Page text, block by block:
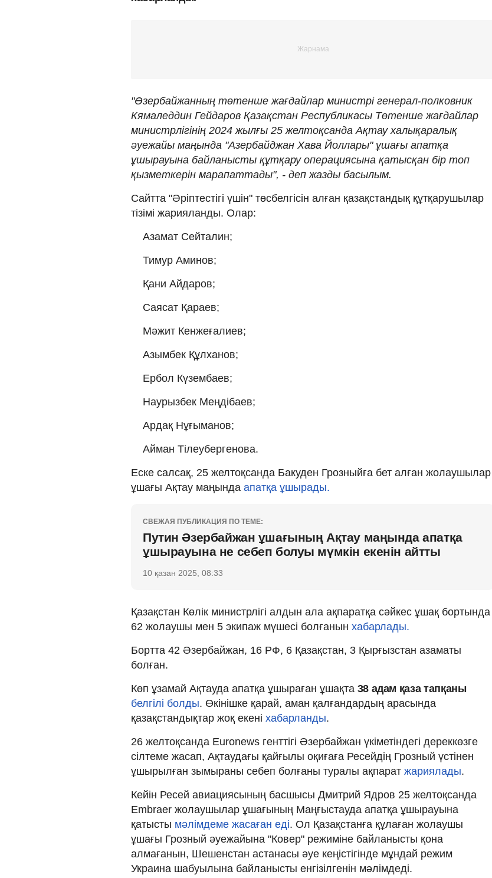
"Әзербайжанның төтенше жағдайлар министрі генерал-полковник
Кямаледдин Гейдаров Қазақстан Республикасы Төтенше жағдайлар
министрлігінің 2024 жылғы 25 желтоқсанда Ақтау халықаралық
әуежайы маңында "Азербайджан Хава Йоллары" ұшағы апатқа
ұшырауына байланысты құтқару операциясына қатысқан бір топ
қызметкерін марапаттады", - деп жазды басылым.
Сайтта "Әріптестігі үшін" төсбелгісін алған қазақстандық құтқарушылар
тізімі жарияланды. Олар:
Азамат Сейталин;
Тимур Аминов;
Қани Айдаров;
Саясат Қараев;
Мәжит Кенжеғалиев;
Азымбек Құлханов;
Ербол Күзембаев;
Наурызбек Меңдібаев;
Ардақ Нұғыманов;
Айман Тілеубергенова.
Еске салсақ, 25 желтоқсанда Бакуден Грозныйға бет алған жолаушылар
ұшағы Ақтау маңында апатқа ұшырады.
СВЕЖАЯ ПУБЛИКАЦИЯ ПО ТЕМЕ:
Путин Әзербайжан ұшағының Ақтау маңында апатқа
ұшырауына не себеп болуы мүмкін екенін айтты
10 қазан 2025, 08:33
Қазақстан Көлік министрлігі алдын ала ақпаратқа сәйкес ұшақ бортында
62 жолаушы мен 5 экипаж мүшесі болғанын хабарлады.
Бортта 42 Әзербайжан, 16 РФ, 6 Қазақстан, 3 Қырғызстан азаматы
болған.
Көп ұзамай Ақтауда апатқа ұшыраған ұшақта 38 адам қаза тапқаны
белгілі болды. Өкінішке қарай, аман қалғандардың арасында
қазақстандықтар жоқ екені хабарланды.
26 желтоқсанда Euronews генттігі Әзербайжан үкіметіндегі дереккөзге
сілтеме жасап, Ақтаудағы қайғылы оқиғаға Ресейдің Грозный үстінен
ұшырылған зымыраны себеп болғаны туралы ақпарат жариялады.
Кейін Ресей авиациясының басшысы Дмитрий Ядров 25 желтоқсанда
Embraer жолаушылар ұшағының Маңғыстауда апатқа ұшырауына
қатысты мәлімдеме жасаған еді. Ол Қазақстанға құлаған жолаушы
ұшағы Грозный әуежайына "Ковер" режиміне байланысты қона
алмағанын, Шешенстан астанасы әуе кеңістігінде мұндай режим
Украина шабуылына байланысты енгізілгенін мәлімдеді.